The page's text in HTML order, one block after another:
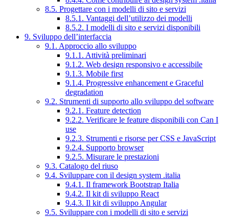
8.5. Progettare con i modelli di sito e servizi
8.5.1. Vantaggi dell’utilizzo dei modelli
8.5.2. I modelli di sito e servizi disponibili
9. Sviluppo dell’interfaccia
9.1. Approccio allo sviluppo
9.1.1. Attività preliminari
9.1.2. Web design responsivo e accessibile
9.1.3. Mobile first
9.1.4. Progressive enhancement e Graceful
degradation
9.2. Strumenti di supporto allo sviluppo del software
9.2.1. Feature detection
9.2.2. Verificare le feature disponibili con Can I
use
9.2.3. Strumenti e risorse per CSS e JavaScript
9.2.4. Supporto browser
9.2.5. Misurare le prestazioni
9.3. Catalogo del riuso
9.4. Sviluppare con il design system .italia
9.4.1. Il framework Bootstrap Italia
9.4.2. Il kit di sviluppo React
9.4.3. Il kit di sviluppo Angular
9.5. Sviluppare con i modelli di sito e servizi